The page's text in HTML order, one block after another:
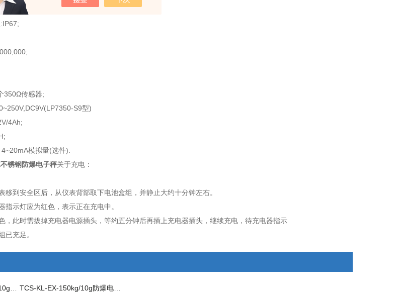
防爆电池时为 ,使用本安输出电源时为T5);
IP67;
;
350Ω传感器;
~250V,DC9V(LP7350-S9型)
4Ah;
;
4~20mA模拟量(选件).
锈钢防爆电子秤关于充电：
移到安全区后，从仪表背部取下电池盒组，并静止大约十分钟左右。
指示灯应为红色，表示正在充电中。
，此时需拔掉充电器电源插头，等约五分钟后再插上充电器插头，继续充电，待充电器指示
已充足。